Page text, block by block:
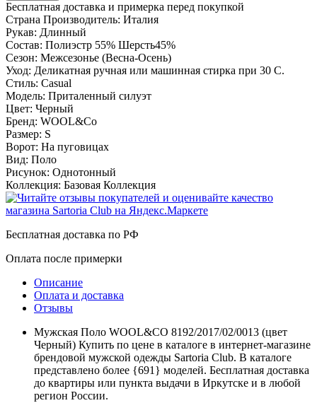
Бесплатная доставка и примерка перед покупкой
Страна Производитель: Италия
Рукав: Длинный
Состав: Полиэстр 55% Шерсть45%
Сезон: Межсезонье (Весна-Осень)
Уход: Деликатная ручная или машинная стирка при 30 С.
Стиль: Casual
Модель: Приталенный силуэт
Цвет: Черный
Бренд: WOOL&Co
Размер: S
Ворот: На пуговицах
Вид: Поло
Рисунок: Однотонный
Коллекция: Базовая Коллекция
Бесплатная доставка по РФ
Оплата после примерки
Описание
Оплата и доставка
Отзывы
Мужская Поло WOOL&CO 8192/2017/02/0013 (цвет
Черный) Купить по цене в каталоге в интернет-магазине
брендовой мужской одежды Sartoria Club. В каталоге
представлено более {691} моделей. Бесплатная доставка
до квартиры или пункта выдачи в Иркутске и в любой
регион России.